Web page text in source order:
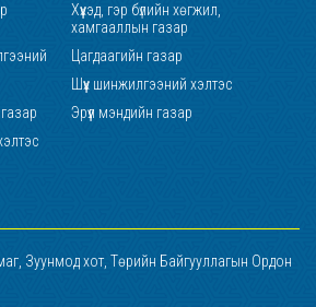
Хүүхэд, гэр бүлийн хөгжил,
хамгааллын газар
Цагдаагийн газар
Шүүх шинжилгээний хэлтэс
газар
Эрүүл мэндийн газар
Зуунмод хот, Төрийн Байгууллагын Ордон